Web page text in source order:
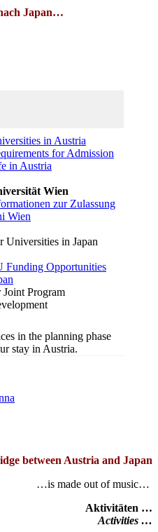
Japan…
in Austria
for Admission
in Austria
Wien
zur Zulassung
Wien
Universities in Japan
Funding Opportunities
Joint Program
in the planning phase
stay in Austria.
between Austria and Japan
…is made out of music…
Aktivitäten …
Activities …